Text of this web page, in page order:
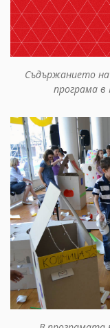
Съдържанието на
програма в